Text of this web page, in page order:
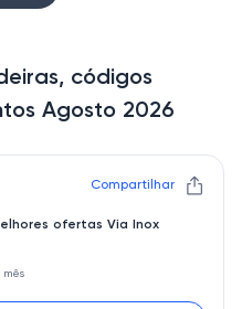
códigos
Agosto 2026
Compartilhar
ofertas Via Inox
mês